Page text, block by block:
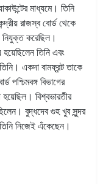
মাধ্যমে। তিনি
রাজস্ব বোর্ড থেকে
নিযুক্ত করেছিল।
তিনি এবং
একদা বামফ্রন্ট তাকে
পশ্চিমবঙ্গ বিভাগের
হয়েছিল। বিশ্বভারতীর
বুদ্ধদেব গুহ খুব সুন্দর
নিজেই এঁকেছেন।